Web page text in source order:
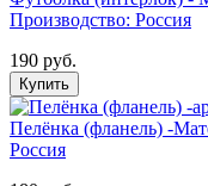
Производство: Россия
190 руб.
Купить
Пелёнка (фланель) -
Россия